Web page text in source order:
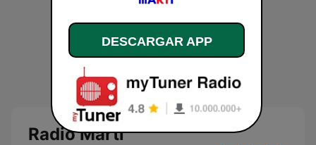
Radio Martí
DESCARGAR APP